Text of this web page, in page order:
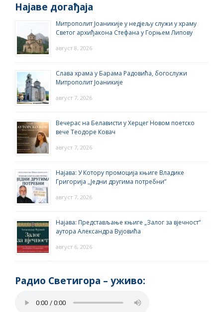
Најаве догађаја
Митрополит Јоаникије у недјељу служи у храму
Светог архиђакона Стефана у Горњем Липову
август 8, 2026
Слава храма у Барама Радовића, богослужи
Митрополит Јоаникије
август 7, 2026
Вечерас на Белависти у Херцег Новом поетско
вече Теодоре Ковач
август 7, 2026
Најава: У Котору промоција књиге Владике
Григорија ,,Једни другима потребни”
август 7, 2026
Најава: Представљање књиге „Залог за вјечност“
аутора Александра Вујовића
август 6, 2026
Радио Светигора – yживо: